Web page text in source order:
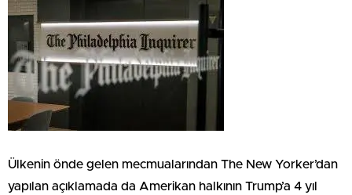
Ülkenin önde gelen mecmualarından The New Yorker’dan
yapılan açıklamada da Amerikan halkının Trump’a 4 yıl